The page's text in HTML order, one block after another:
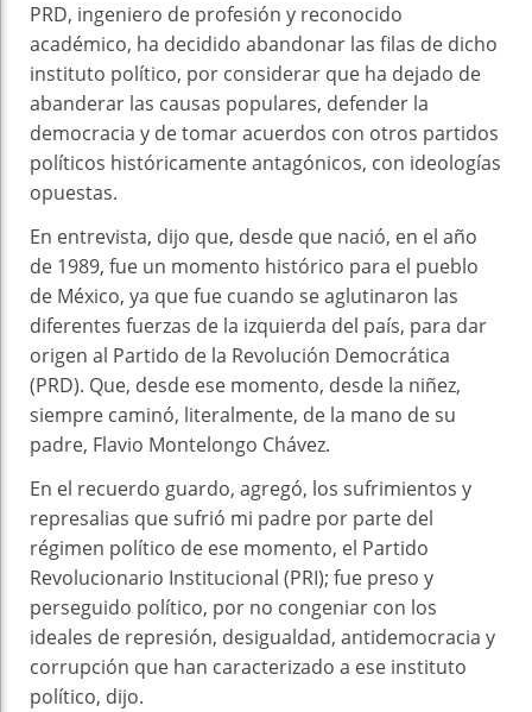
PRD, ingeniero de profesión y reconocido
académico, ha decidido abandonar las filas de dicho
instituto político, por considerar que ha dejado de
abanderar las causas populares, defender la
democracia y de tomar acuerdos con otros partidos
políticos históricamente antagónicos, con ideologías
opuestas.
En entrevista, dijo que, desde que nació, en el año
de 1989, fue un momento histórico para el pueblo
de México, ya que fue cuando se aglutinaron las
diferentes fuerzas de la izquierda del país, para dar
origen al Partido de la Revolución Democrática
(PRD). Que, desde ese momento, desde la niñez,
siempre caminó, literalmente, de la mano de su
padre, Flavio Montelongo Chávez.
En el recuerdo guardo, agregó, los sufrimientos y
represalias que sufrió mi padre por parte del
régimen político de ese momento, el Partido
Revolucionario Institucional (PRI); fue preso y
perseguido político, por no congeniar con los
ideales de represión, desigualdad, antidemocracia y
corrupción que han caracterizado a ese instituto
político, dijo.